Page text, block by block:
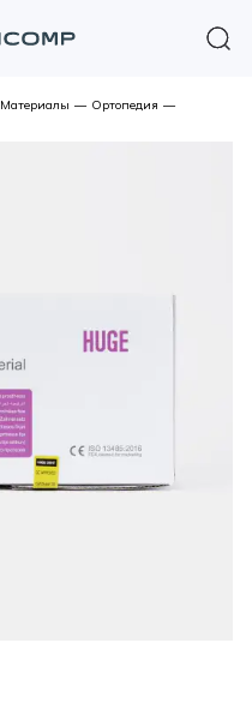
Материалы — Ортопедия —